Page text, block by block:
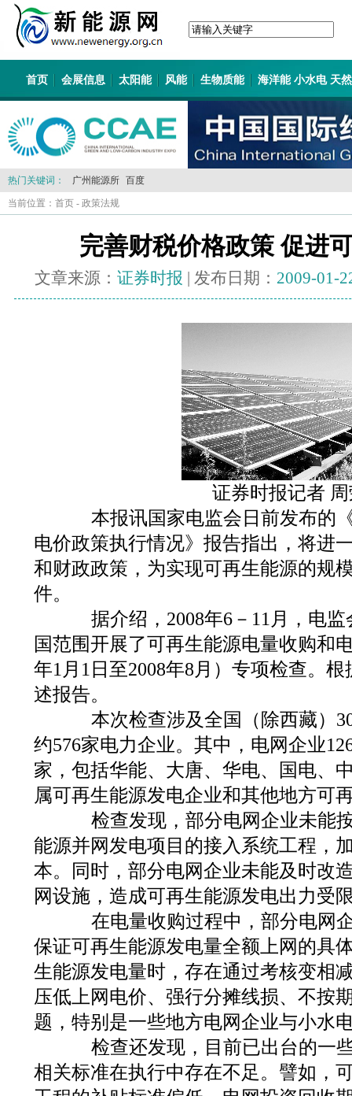
首页 会展信息 太阳能 风能 生物质能 海洋能 小水电 天
热门关键词： 广州能源所 百度
当前位置： 首页 - 政策法规
完善财税价格政策 促进
文章来源： 证券时报 | 发布日期： 2009-01-
证券时报记者
本报讯国家电监会日前发布的
电价政策执行情况》报告指出，将进
和财政政策，为实现可再生能源的规
件。
据介绍，2008年6－11月，电监
国范围开展了可再生能源电量收购和
年1月1日至2008年8月）专项检查。
述报告。
本次检查涉及全国（除西藏）
约576家电力企业。其中，电网企业
家，包括华能、大唐、华电、国电、
属可再生能源发电企业和其他地方可
检查发现，部分电网企业未能
能源并网发电项目的接入系统工程，
本。同时，部分电网企业未能及时改
网设施，造成可再生能源发电出力受
在电量收购过程中，部分电网
保证可再生能源发电量全额上网的具
生能源发电量时，存在通过考核变相
压低上网电价、强行分摊线损、不按
题，特别是一些地方电网企业与小水
检查还发现，目前已出台的一
相关标准在执行中存在不足。譬如，